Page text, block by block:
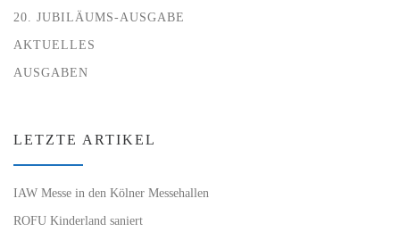
20. JUBILÄUMS-AUSGABE
AKTUELLES
AUSGABEN
LETZTE ARTIKEL
IAW Messe in den Kölner Messehallen
ROFU Kinderland saniert